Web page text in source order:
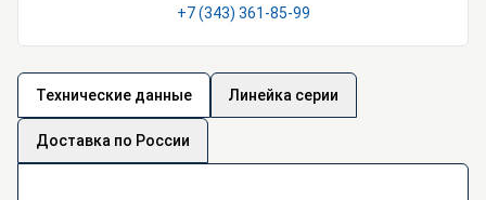
+7 (343) 361-85-99
Технические данные Линейка серии
Доставка по России